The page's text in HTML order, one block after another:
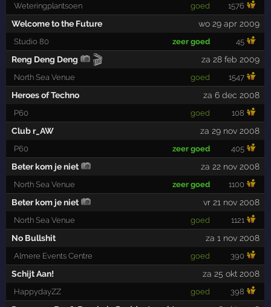
Weteringplantsoen goed 1576
Welcome to the Future wo 29 apr 2009
Studio 80 zeer goed 45
Reng Deng Deng 🎬 za 28 feb 2009
North Sea Venue goed 1547
Heroes of Techno za 6 dec 2008
P60 goed 108
Club r_AW za 29 nov 2008
P60 zeer goed 405
Beter kom je niet za 22 nov 2008
North Sea Venue zeer goed 1100
Beter kom je niet vr 21 nov 2008
North Sea Venue goed 1121
No Bullshit za 1 nov 2008
Almere Events Centre goed 390
Schijt Aan! za 25 okt 2008
HappydayZZ goed 398